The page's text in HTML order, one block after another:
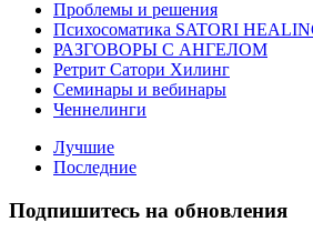
Проблемы и решения
Психосоматика SATORI
РАЗГОВОРЫ С АНГЕЛОМ
Ретрит Сатори Хилинг
Семинары и вебинары
Ченнелинги
Лучшие
Последние
Подпишитесь на обновления